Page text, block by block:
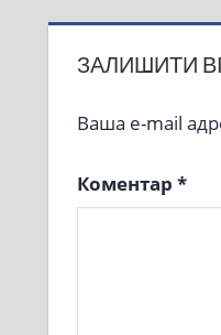
ЗАЛИШИТИ
Ваша e-mail
Коментар *